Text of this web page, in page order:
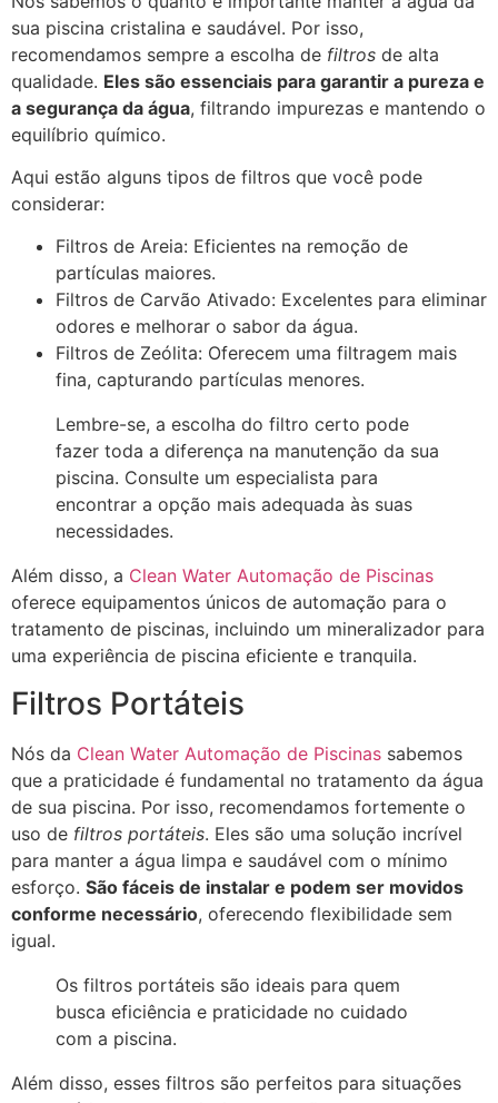
sua piscina cristalina e saudável. Por isso,
recomendamos sempre a escolha de filtros de alta
qualidade. Eles são essenciais para garantir a pureza e
a segurança da água, filtrando impurezas e mantendo o
equilíbrio químico.
Aqui estão alguns tipos de filtros que você pode
considerar:
Filtros de Areia: Eficientes na remoção de
partículas maiores.
Filtros de Carvão Ativado: Excelentes para eliminar
odores e melhorar o sabor da água.
Filtros de Zeólita: Oferecem uma filtragem mais
fina, capturando partículas menores.
Lembre-se, a escolha do filtro certo pode
fazer toda a diferença na manutenção da sua
piscina. Consulte um especialista para
encontrar a opção mais adequada às suas
necessidades.
Além disso, a Clean Water Automação de Piscinas
oferece equipamentos únicos de automação para o
tratamento de piscinas, incluindo um mineralizador para
uma experiência de piscina eficiente e tranquila.
Filtros Portáteis
Nós da Clean Water Automação de Piscinas sabemos
que a praticidade é fundamental no tratamento da água
de sua piscina. Por isso, recomendamos fortemente o
uso de filtros portáteis. Eles são uma solução incrível
para manter a água limpa e saudável com o mínimo
esforço. São fáceis de instalar e podem ser movidos
conforme necessário, oferecendo flexibilidade sem
igual.
Os filtros portáteis são ideais para quem
busca eficiência e praticidade no cuidado
com a piscina.
Além disso, esses filtros são perfeitos para situações